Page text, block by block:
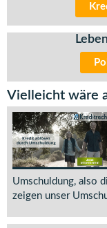
Vielleicht wäre
Umschuldung, also
zeigen unser